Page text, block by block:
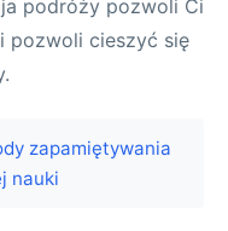
podróży pozwoli Ci
pozwoli cieszyć się
zapamiętywania
nauki